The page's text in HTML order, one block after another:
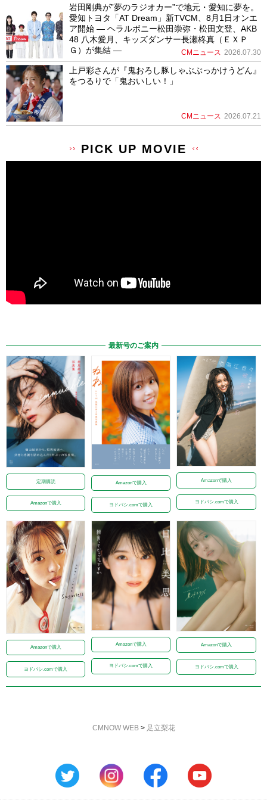
岩田剛典が”夢のラジオカー”で地元・愛知に夢を。
愛知トヨタ「AT Dream」新TVCM、8月1日オンエ
ア開始 ― ヘラルボニー松田崇弥・松田文登、AKB
48 八木愛月、キッズダンサー長瀬柊真（ＥＸＰ
Ｇ）が集結 ―
CMニュース 2026.07.30
上戸彩さんが『鬼おろし豚しゃぶぶっかけうどん』
をつるりで「鬼おいしい！」
CMニュース 2026.07.21
PICK UP MOVIE
最新号のご案内
定期購読
Amazonで購入
Amazonで購入
ヨドバシ.comで購入
Amazonで購入
ヨドバシ.comで購入
Amazonで購入
ヨドバシ.comで購入
Amazonで購入
ヨドバシ.comで購入
Amazonで購入
ヨドバシ.comで購入
CMNOW WEB> 足立梨花